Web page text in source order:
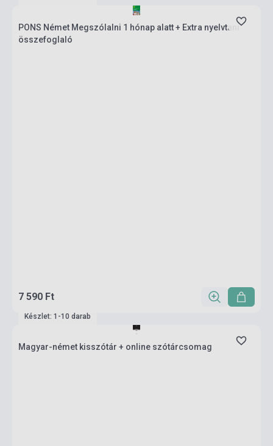
PONS Német Megszólalni 1 hónap alatt + Extra nyelvtani
összefoglaló
7 590 Ft
Készlet: 1-10 darab
Magyar-német kisszótár + online szótárcsomag